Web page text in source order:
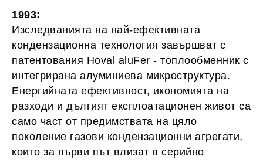
1993:
Изследванията на най-ефективната
кондензационна технология завършват с
патентования Hoval aluFer - топлообменник с
интегрирана алуминиева микроструктура.
Енергийната ефективност, икономията на
разходи и дългият експлоатационен живот са
само част от предимствата на цяло
поколение газови кондензационни агрегати,
които за първи път влизат в серийно